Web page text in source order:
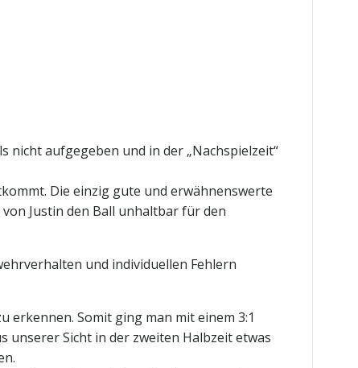
nicht aufgegeben und in der „Nachspielzeit“
Die einzig gute und erwähnenswerte
Justin den Ball unhaltbar für den
und individuellen Fehlern
erkennen. Somit ging man mit einem 3:1
unserer Sicht in der zweiten Halbzeit etwas